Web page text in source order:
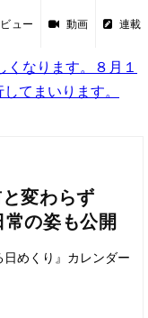
ュー 動画 連載
なります。８月１
てまいります。
と変わらず
の姿も公開
日めくり』カレンダー